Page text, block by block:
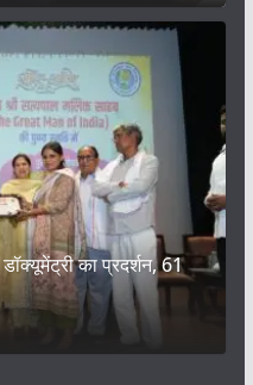
का प्रदर्शन, 61